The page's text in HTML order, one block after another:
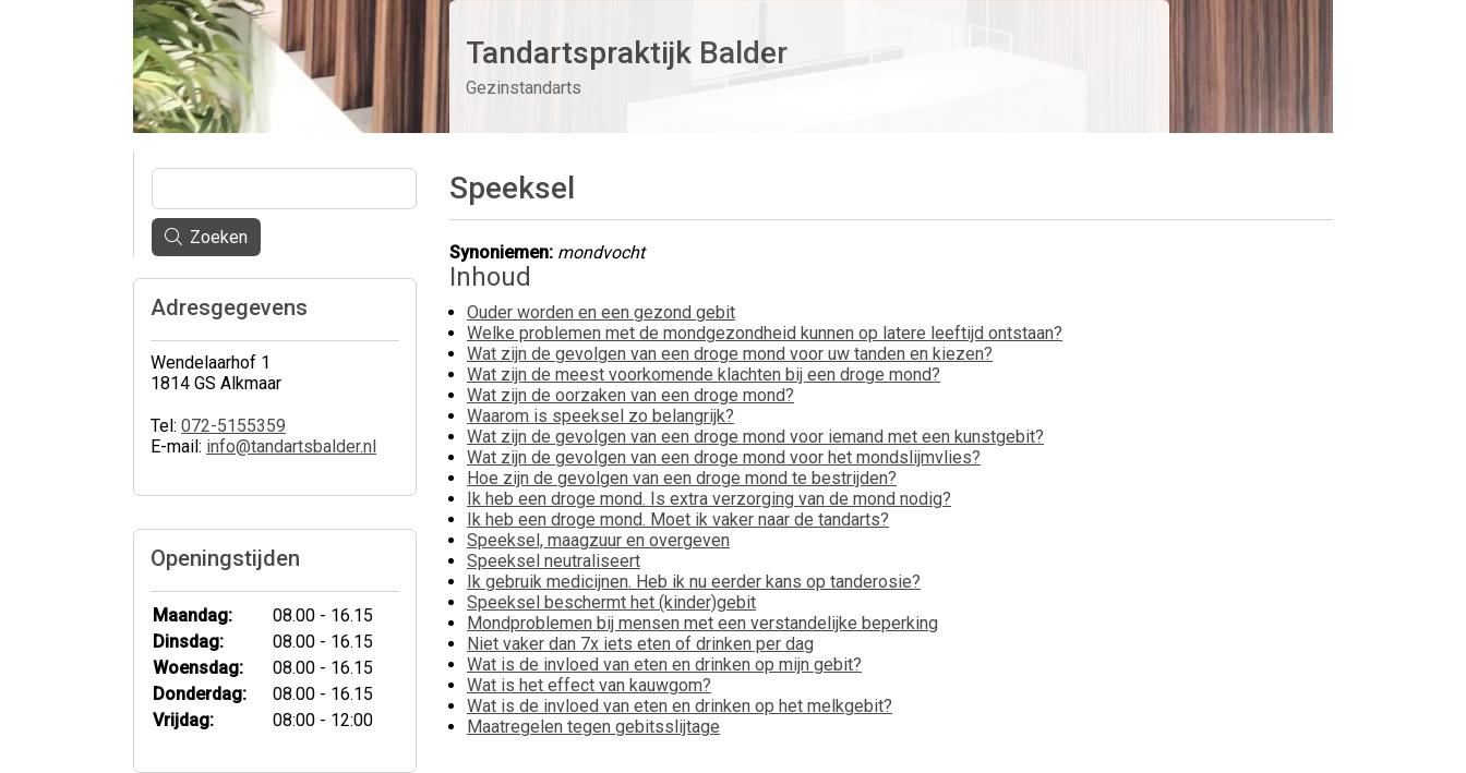
Tandartspraktijk Balder
Gezinstandarts
Speeksel
Synoniemen: mondvocht
Inhoud
Ouder worden en een gezond gebit
Welke problemen met de mondgezondheid kunnen op latere leeftijd ontstaan?
Wat zijn de gevolgen van een droge mond voor uw tanden en kiezen?
Wat zijn de meest voorkomende klachten bij een droge mond?
Wat zijn de oorzaken van een droge mond?
Waarom is speeksel zo belangrijk?
Wat zijn de gevolgen van een droge mond voor iemand met een kunstgebit?
Wat zijn de gevolgen van een droge mond voor het mondslijmvlies?
Hoe zijn de gevolgen van een droge mond te bestrijden?
Ik heb een droge mond. Is extra verzorging van de mond nodig?
Ik heb een droge mond. Moet ik vaker naar de tandarts?
Speeksel, maagzuur en overgeven
Speeksel neutraliseert
Ik gebruik medicijnen. Heb ik nu eerder kans op tanderosie?
Speeksel beschermt het (kinder)gebit
Mondproblemen bij mensen met een verstandelijke beperking
Niet vaker dan 7x iets eten of drinken per dag
Wat is de invloed van eten en drinken op mijn gebit?
Wat is het effect van kauwgom?
Wat is de invloed van eten en drinken op het melkgebit?
Maatregelen tegen gebitsslijtage
Zoeken
Adresgegevens
Wendelaarhof 1
1814 GS Alkmaar
Tel: 072-5155359
E-mail: info@tandartsbalder.nl
Openingstijden
Maandag:
08.00 - 16.15
Dinsdag:
08.00 - 16.15
Woensdag:
08.00 - 16.15
Donderdag:
08.00 - 16.15
Vrijdag:
08:00 - 12:00